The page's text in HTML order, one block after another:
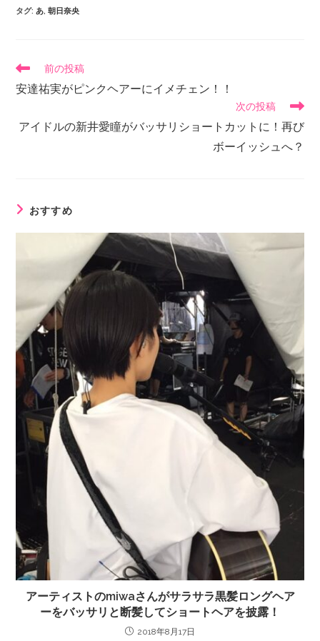
タグ:あ, 朝日奈央
前の投稿
安達祐実がピンクヘアーにイメチェン！！
次の投稿
アイドルの新井愛瞳がバッサリショートカットに！再び
ボーイッシュへ？
おすすめ
アーティストのmiwaさんがサラサラ黒髪ロングヘア
ーをバッサリと断髪してショートヘアを披露！
2018年8月17日